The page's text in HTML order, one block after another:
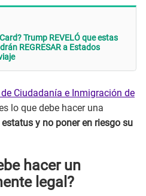
Trump REVELÓ que estas
REGRESAR a Estados
Ciudadanía e Inmigración de
lo que debe hacer una
estatus y no poner en riesgo su
hacer un
legal?